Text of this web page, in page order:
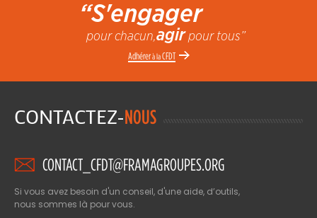
“S'engager
pour chacun,agirpour tous”
Adhérerà laCFDT
CONTACTEZ-NOUS
CONTACT_CFDT@FRAMAGROUPES.ORG
Si vous avez besoin d'un conseil, d'une aide, d’outils,
nous sommes là pour vous.